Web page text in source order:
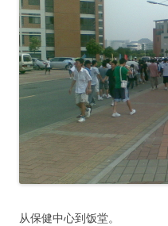
从保健中心到饭堂。